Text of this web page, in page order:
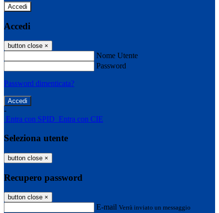
Accedi
Accedi
button close ×
Nome Utente
Password
Password dimenticata?
-
Entra con SPID Entra con CIE
Seleziona utente
button close ×
Recupero password
button close ×
E-mail Verrà inviato un messaggio